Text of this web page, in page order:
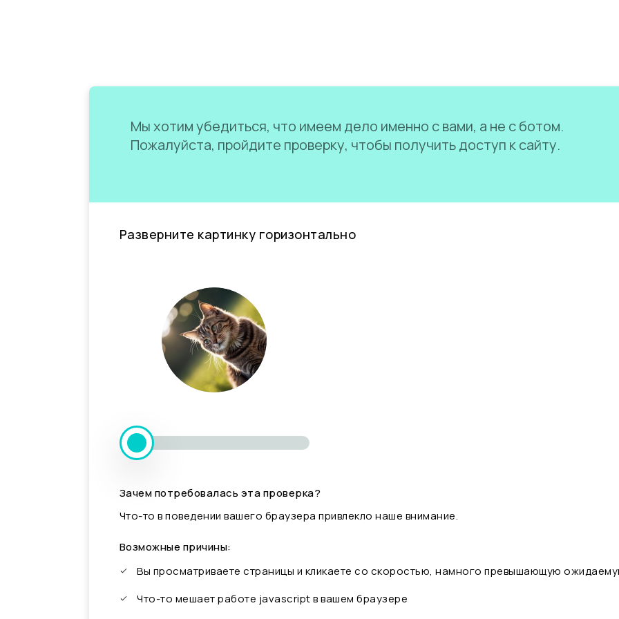
Мы хотим убедиться, что имеем дело именно с вами, а не с ботом.
Пожалуйста, пройдите проверку, чтобы получить доступ к сайту.
Разверните картинку горизонтально
Зачем потребовалась эта проверка?
Что-то в поведении вашего браузера привлекло наше внимание.
Возможные причины:
Вы просматриваете страницы и кликаете со скоростью, намного превышающую
Что-то мешает работе javascript в вашем браузере